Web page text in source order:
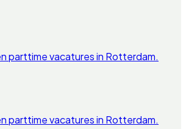
parttime vacatures in Rotterdam.
parttime vacatures in Rotterdam.